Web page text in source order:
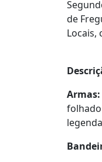
de
Locais,
Armas: